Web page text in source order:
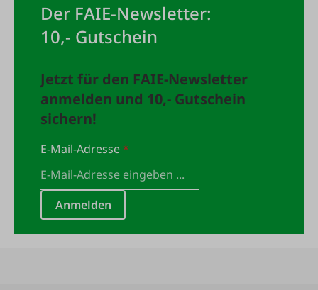
Der FAIE-Newsletter:
10,- Gutschein
Jetzt für den FAIE-Newsletter
anmelden und 10,- Gutschein
sichern!
E-Mail-Adresse*
Anmelden